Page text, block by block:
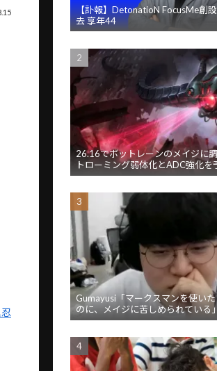
【訃報】DetonatioN FocusMe創
去 享年44
26.16でボットレーンのメイジに
トローミング弱体化とADC強化を
Gumayusi「マークスマンを使い
のに、メイジに苦しめられている
タに苦言